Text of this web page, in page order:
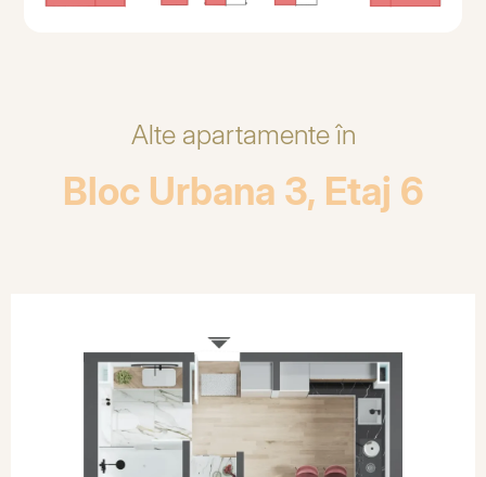
Alte apartamente în
Bloc Urbana 3, Etaj 6